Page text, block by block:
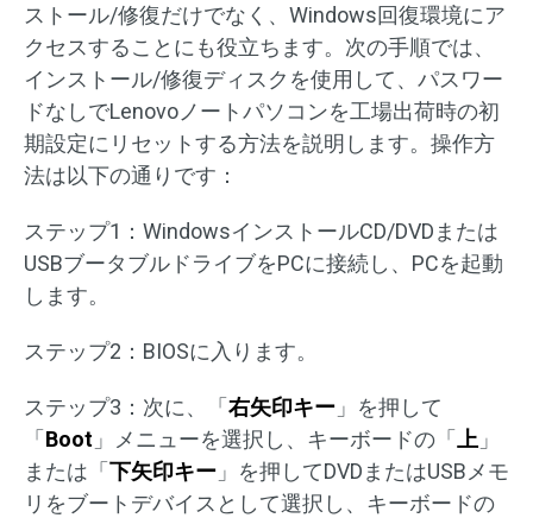
ストール/修復だけでなく、Windows回復環境にア
クセスすることにも役立ちます。次の手順では、
インストール/修復ディスクを使用して、パスワー
ドなしでLenovoノートパソコンを工場出荷時の初
期設定にリセットする方法を説明します。操作方
法は以下の通りです：
ステップ1：WindowsインストールCD/DVDまたは
USBブータブルドライブをPCに接続し、PCを起動
します。
ステップ2：BIOSに入ります。
ステップ3：次に、「右矢印キー 」を押して
「Boot 」メニューを選択し、キーボードの「 上 」
または「下矢印キー 」を押してDVDまたはUSBメモ
リをブートデバイスとして選択し、キーボードの